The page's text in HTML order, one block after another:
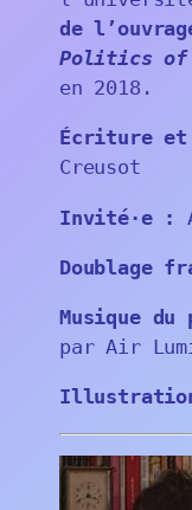
de
Politics of
en 2018.
Écriture
Creusot
Invité·e :
Doublage
Musique du
par Air